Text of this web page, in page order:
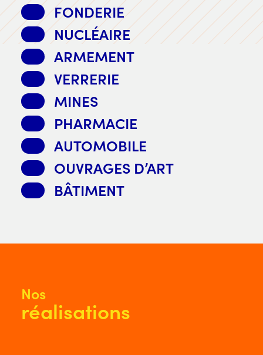
FONDERIE
NUCLÉAIRE
ARMEMENT
VERRERIE
MINES
PHARMACIE
AUTOMOBILE
OUVRAGES D’ART
BÂTIMENT
Nos
réalisations